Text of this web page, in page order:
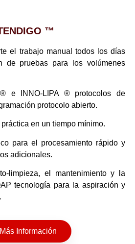
™
el trabajo manual todos los días
de pruebas para los volúmenes
® e INNO-LIPA ® protocolos de
protocolo abierto.
en un tiempo mínimo.
para el procesamiento rápido y
adicionales.
limpieza, el mantenimiento y la
tecnología para la aspiración y
Más Información